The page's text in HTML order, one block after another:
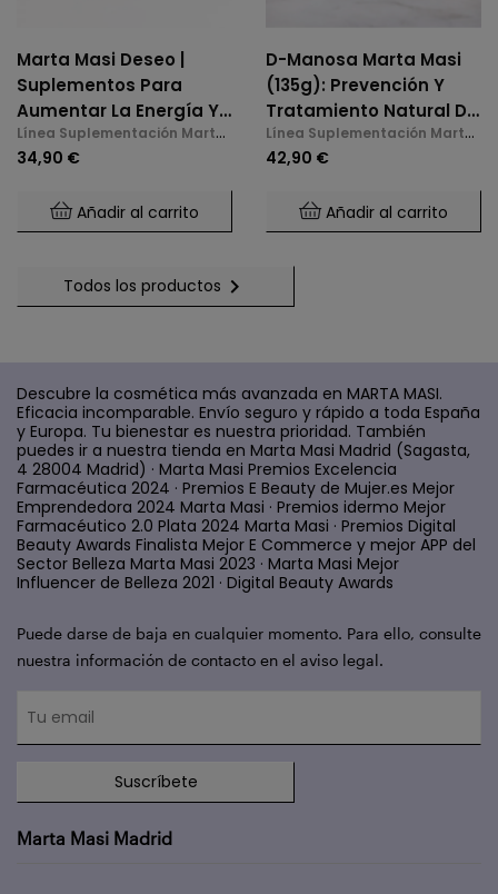
Marta Masi Deseo |
Suplementos Para
Aumentar La Energía Y
La Libido En La
Menopausia
Línea Suplementación Marta
Masi
34,90 €
Añadir al carrito
D-Manosa Marta Masi
(135g): Prevención Y
Tratamiento Natural De
La Cistitis E Infecciones
De Orina
Línea Suplementación Marta
Masi
42,90 €
Añadir al carrito
Todos los productos 
Descubre la cosmética más avanzada en MARTA MASI.
Eficacia incomparable. Envío seguro y rápido a toda España
y Europa. Tu bienestar es nuestra prioridad. También
puedes ir a nuestra tienda en Marta Masi Madrid (Sagasta,
4 28004 Madrid) · Marta Masi Premios Excelencia
Farmacéutica 2024 · Premios E Beauty de Mujer.es Mejor
Emprendedora 2024 Marta Masi · Premios idermo Mejor
Farmacéutico 2.0 Plata 2024 Marta Masi · Premios Digital
Beauty Awards Finalista Mejor E Commerce y mejor APP del
Sector Belleza Marta Masi 2023 · Marta Masi Mejor
Influencer de Belleza 2021 · Digital Beauty Awards
Puede darse de baja en cualquier momento. Para ello, consulte
nuestra información de contacto en el aviso legal.
Suscríbete
Marta Masi Madrid